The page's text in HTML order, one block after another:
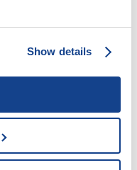
Show details
Státní zástupce
obžalovanému
že